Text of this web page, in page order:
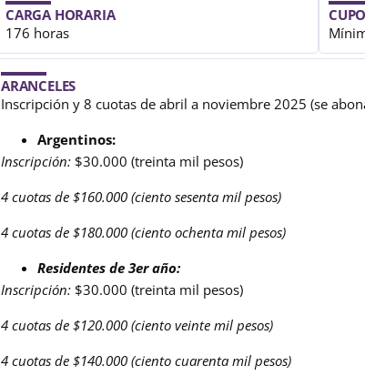
CARGA HORARIA
176 horas
CUPO
ARANCELES
Inscripción y 8 cuotas de abril a noviembre 2025 (se
Argentinos:
Inscripción: $30.000 (treinta mil pesos)
4 cuotas de $160.000 (ciento sesenta mil pesos)
4 cuotas de $180.000 (ciento ochenta mil pesos)
Residentes de 3er año:
Inscripción: $30.000 (treinta mil pesos)
4 cuotas de $120.000 (ciento veinte mil pesos)
4 cuotas de $140.000 (ciento cuarenta mil pesos)